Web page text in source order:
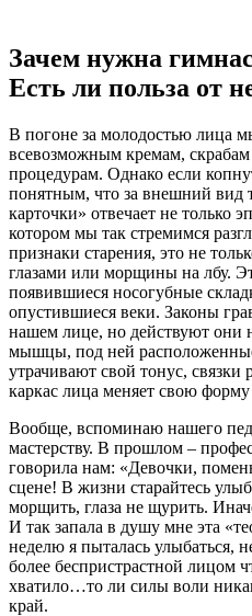
Зачем нужна
Есть ли польза от
В погоне за молодостью лица
всевозможным кремам,
процедурам. Однако если
понятным, что за внешний вид
карточки» отвечает не только
котором мы так стремимся
признаки старения, это не
глазами или морщины на лбу.
появившиеся носогубные
опустившиеся веки. Законы
нашем лице, но действуют они
мышцы, под ней
утрачивают свой тонус,
каркас лица меняет свою
Вообще, вспоминаю нашего
мастерству. В прошлом –
говорила нам: «Девочки,
сцене! В жизни старайтесь
морщить, глаза не щурить.
И так запала в душу мне эта
неделю я пыталась улыбаться,
более беспристрастной лицом
хватило…то ли силы воли
край.